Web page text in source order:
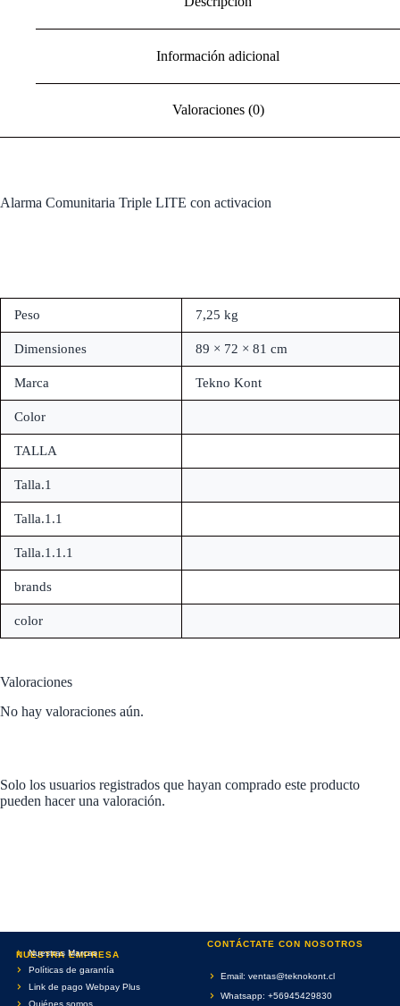
Información adicional
Valoraciones (0)
Alarma Comunitaria Triple LITE con activacion
Peso 7,25 kg
Dimensiones 89 × 72 × 81 cm
Marca Tekno Kont
Color
TALLA
Talla.1
Talla.1.1
Talla.1.1.1
brands
color
Valoraciones
No hay valoraciones aún.
Solo los usuarios registrados que hayan comprado este producto
pueden hacer una valoración.
NUESTRA EMPRESA
Nuestras Marcas
Políticas de garantía
Link de pago Webpay Plus
Quiénes somos
CONTÁCTATE CON NOSOTROS
Email: ventas@teknokont.cl
Whatsapp: +56945429830